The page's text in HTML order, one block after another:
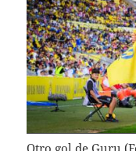
Otro gol de Guru